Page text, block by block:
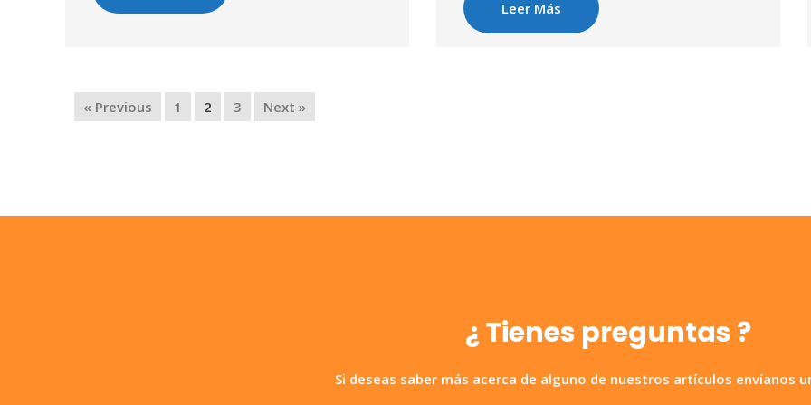
Leer Más
« Previous 1 2 3 Next »
¿ Tienes preguntas ?
Si deseas saber más acerca de alguno de nuestros artículos envíanos